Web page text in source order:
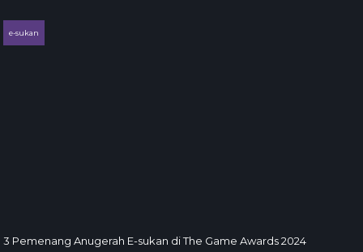
e-sukan
3 Pemenang Anugerah E-sukan di The Game Awards 2024